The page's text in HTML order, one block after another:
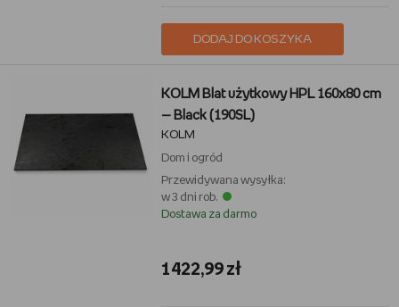
DODAJ DO KOSZYKA
KOLM Blat użytkowy HPL 160x80 cm
— Black (190SL)
KOLM
Dom i ogród
Przewidywana wysyłka:
w 3 dni rob.
Dostawa za darmo
1422,99 zł